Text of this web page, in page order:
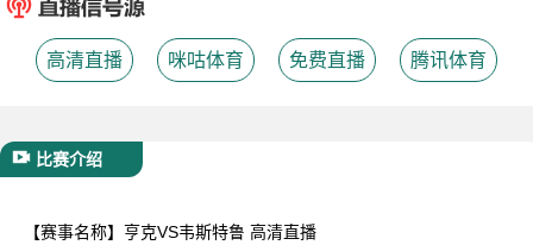
高清直播 咪咕体育 免费直播 腾讯体育
比赛介绍
【赛事名称】 亨克VS韦斯特鲁 高清直播